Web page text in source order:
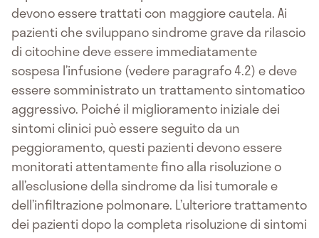
devono essere trattati con maggiore cautela. Ai
pazienti che sviluppano sindrome grave da rilascio
di citochine deve essere immediatamente
sospesa l’infusione (vedere paragrafo 4.2) e deve
essere somministrato un trattamento sintomatico
aggressivo. Poiché il miglioramento iniziale dei
sintomi clinici può essere seguito da un
peggioramento, questi pazienti devono essere
monitorati attentamente fino alla risoluzione o
all’esclusione della sindrome da lisi tumorale e
dell’infiltrazione polmonare. L’ulteriore trattamento
dei pazienti dopo la completa risoluzione di sintomi